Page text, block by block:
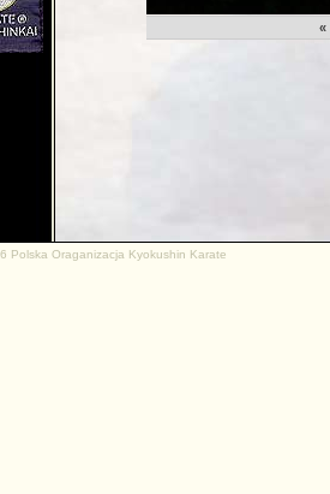
«
Polska Oraganizacja Kyokushin Karate